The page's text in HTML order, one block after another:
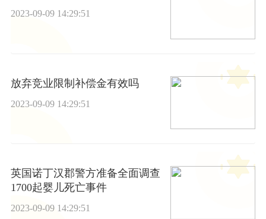
2023-09-09 14:29:51
放弃竞业限制补偿金有效吗
2023-09-09 14:29:51
英国诺丁汉郡警方准备全面调查
1700起婴儿死亡事件
2023-09-09 14:29:51